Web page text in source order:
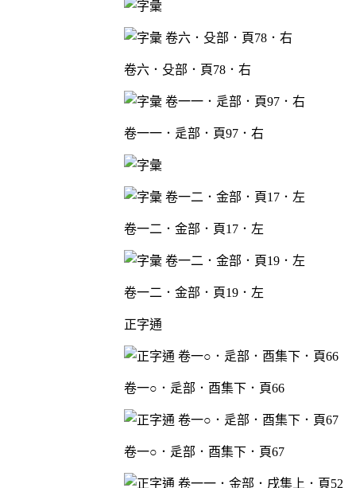
卷六．殳部．頁78．右
卷一一．辵部．頁97．右
卷一二．金部．頁17．左
卷一二．金部．頁19．左
正字通
卷一○．辵部．酉集下．頁66
卷一○．辵部．酉集下．頁67